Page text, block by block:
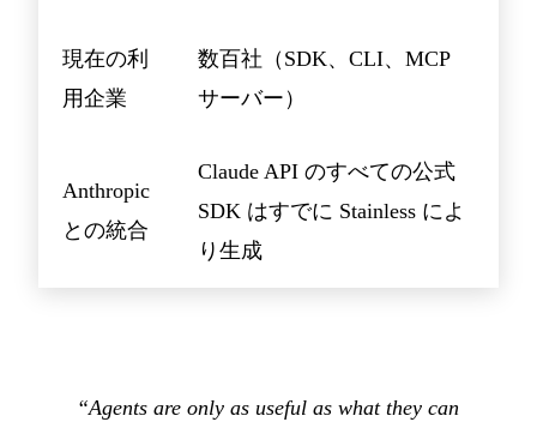
現在の利
用企業
数百社（SDK、CLI、MCP
サーバー）
Anthropic
との統合
Claude API のすべての公式
SDK はすでに Stainless によ
り生成
“Agents are only as useful as what they can